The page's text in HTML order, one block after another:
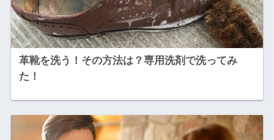
革靴を洗う！その方法は？専用洗剤で洗ってみ
た！